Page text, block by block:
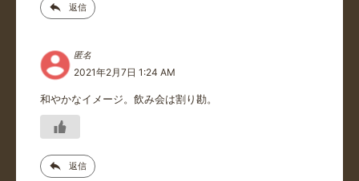
返信
匿名
2021年2月7日 1:24 AM
和やかなイメージ。飲み会は割り勘。
返信